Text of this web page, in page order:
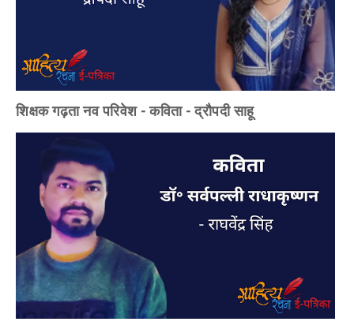
शिक्षक गढ़ता नव परिवेश - कविता - द्रौपदी साहू